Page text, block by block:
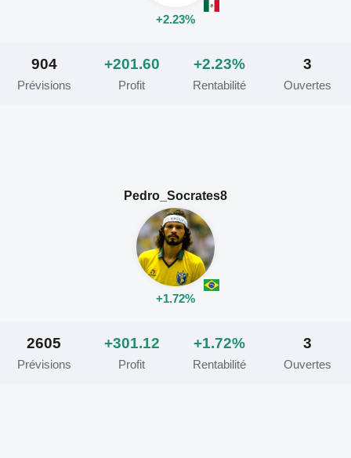
+2.23%
904
Prévisions
+201.60
Profit
+2.23%
Rentabilité
3
Ouvertes
Pedro_Socrates8
+1.72%
2605
Prévisions
+301.12
Profit
+1.72%
Rentabilité
3
Ouvertes